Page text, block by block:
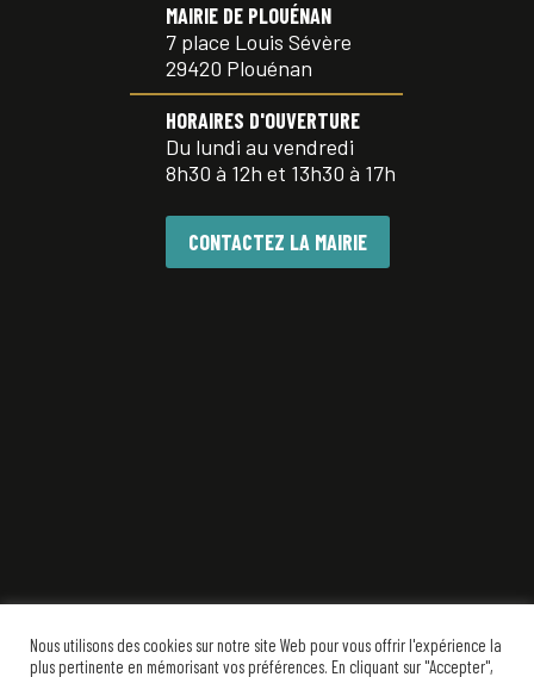
MAIRIE DE PLOUÉNAN
7 place Louis Sévère
29420 Plouénan
HORAIRES D'OUVERTURE
Du lundi au vendredi
8h30 à 12h et 13h30 à 17h
CONTACTEZ LA MAIRIE
Nous utilisons des cookies sur notre site Web pour vous offrir l'expérience la
plus pertinente en mémorisant vos préférences. En cliquant sur "Accepter",